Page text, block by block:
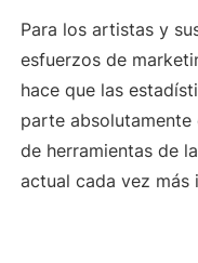
Para los artistas y
esfuerzos de
hace que las
parte absolutamente
de herramientas de
actual cada vez más